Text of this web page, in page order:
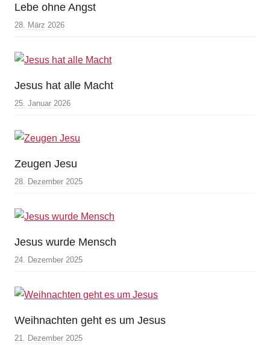
Lebe ohne Angst
28. März 2026
Jesus hat alle Macht
25. Januar 2026
Zeugen Jesu
28. Dezember 2025
Jesus wurde Mensch
24. Dezember 2025
Weihnachten geht es um Jesus
21. Dezember 2025